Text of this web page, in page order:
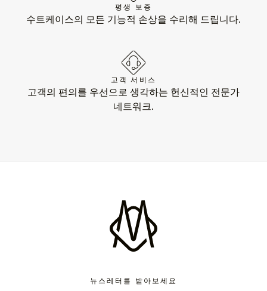
평생 보증
수트케이스의 모든 기능적 손상을 수리해 드립니다.
고객 서비스
고객의 편의를 우선으로 생각하는 헌신적인 전문가
네트워크.
뉴스레터를 받아보세요